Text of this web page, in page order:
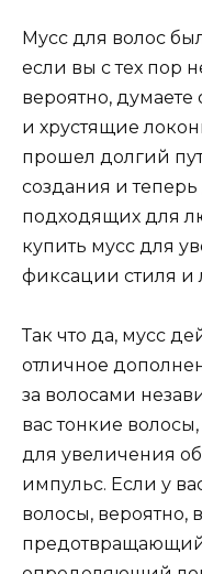
Мусс для волос
если вы с тех пор
вероятно,
и хрустящие
прошел долгий
создания и теперь
подходящих для
купить мусс для
фиксации стиля и
Так что да, мусс
отличное
за волосами
вас тонкие
для увеличения
импульс. Если у
волосы, вероятно,